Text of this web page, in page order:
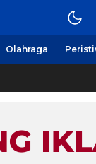
Olahraga